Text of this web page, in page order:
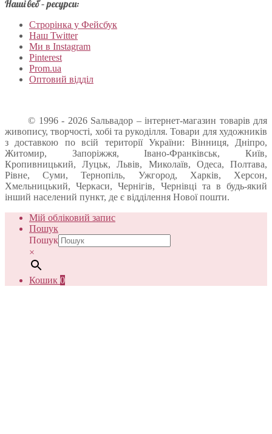
Наші веб – ресурси:
Строрінка у Фейсбук
Наш Twitter
Ми в Instagram
Pinterest
Prom.ua
Оптовий відділ
© 1996 - 2026 Sальвадор – інтернет-магазин товарів для
живопису, творчості, хобі та рукоділля. Товари для художників
з доставкою по всій території України: Вінниця, Дніпро,
Житомир, Запоріжжя, Івано-Франківськ, Київ,
Кропивницький, Луцьк, Львів, Миколаїв, Одеса, Полтава,
Рівне, Суми, Тернопіль, Ужгород, Харків, Херсон,
Хмельницький, Черкаси, Чернігів, Чернівці та в будь-який
інший населений пункт, де є відділення Нової пошти.
Мій обліковий запис
Пошук
Пошук
×
Кошик 0